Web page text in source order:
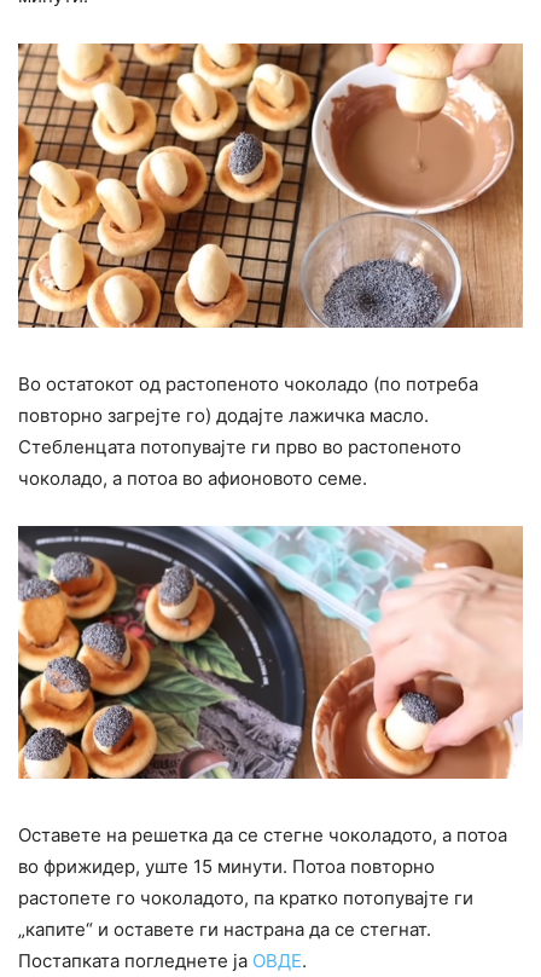
Во остатокот од растопеното чоколадо (по потреба
повторно загрејте го) додајте лажичка масло.
Стебленцата потопувајте ги прво во растопеното
чоколадо, а потоа во афионовото семе.
Оставете на решетка да се стегне чоколадото, а потоа
во фрижидер, уште 15 минути. Потоа повторно
растопете го чоколадото, па кратко потопувајте ги
„капите“ и оставете ги настрана да се стегнат.
Постапката погледнете ја ОВДЕ.